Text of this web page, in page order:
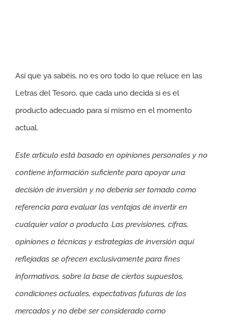
Así que ya sabéis, no es oro todo lo que reluce en las
Letras del Tesoro, que cada uno decida si es el
producto adecuado para sí mismo en el momento
actual.
Este artículo está basado en opiniones personales y no
contiene información suficiente para apoyar una
decisión de inversión y no debería ser tomado como
referencia para evaluar las ventajas de invertir en
cualquier valor o producto. Las previsiones, cifras,
opiniones o técnicas y estrategias de inversión aquí
reflejadas se ofrecen exclusivamente para fines
informativos, sobre la base de ciertos supuestos,
condiciones actuales, expectativas futuras de los
mercados y no debe ser considerado como